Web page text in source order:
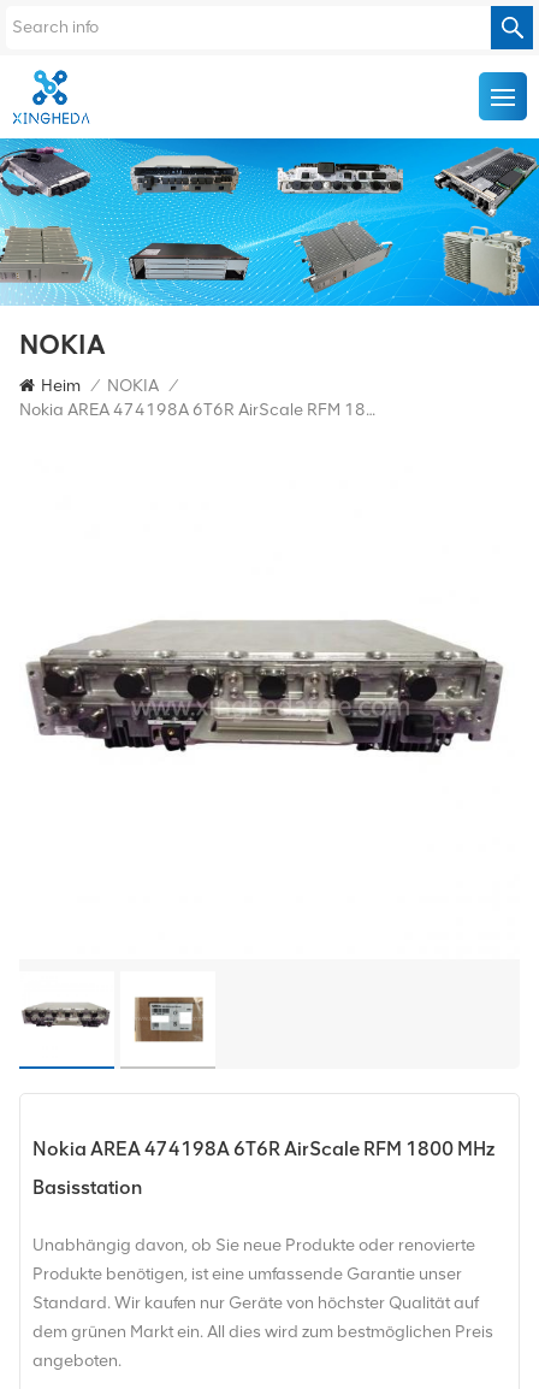
NOKIA
Heim / NOKIA /
Nokia AREA 474198A 6T6R AirScale RFM 1800 MHz Basisstation
Nokia AREA 474198A 6T6R AirScale RFM 1800 MHz
Basisstation
Unabhängig davon, ob Sie neue Produkte oder renovierte
Produkte benötigen, ist eine umfassende Garantie unser
Standard. Wir kaufen nur Geräte von höchster Qualität auf
dem grünen Markt ein. All dies wird zum bestmöglichen Preis
angeboten.